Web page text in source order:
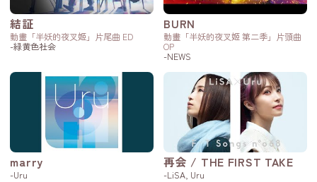
結証
動畫「半妖的夜叉姬」片尾曲 ED
-緑黄色社会
BURN
動畫「半妖的夜叉姬 第二季」片頭曲
OP
-NEWS
marry
-Uru
再会 / THE FIRST TAKE
-LiSA, Uru